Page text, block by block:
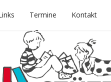
Termine Kontakt